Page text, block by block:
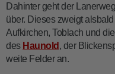
Dahinter geht der
über. Dieses zweigt
Aufkirchen, Toblach und
des Haunold , der
weite Felder an.